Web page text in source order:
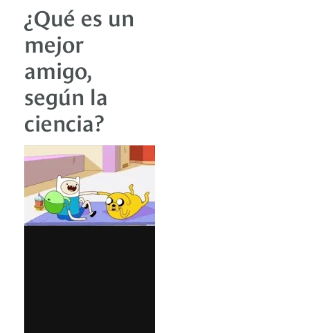
¿Qué es un
mejor
amigo,
según la
ciencia?